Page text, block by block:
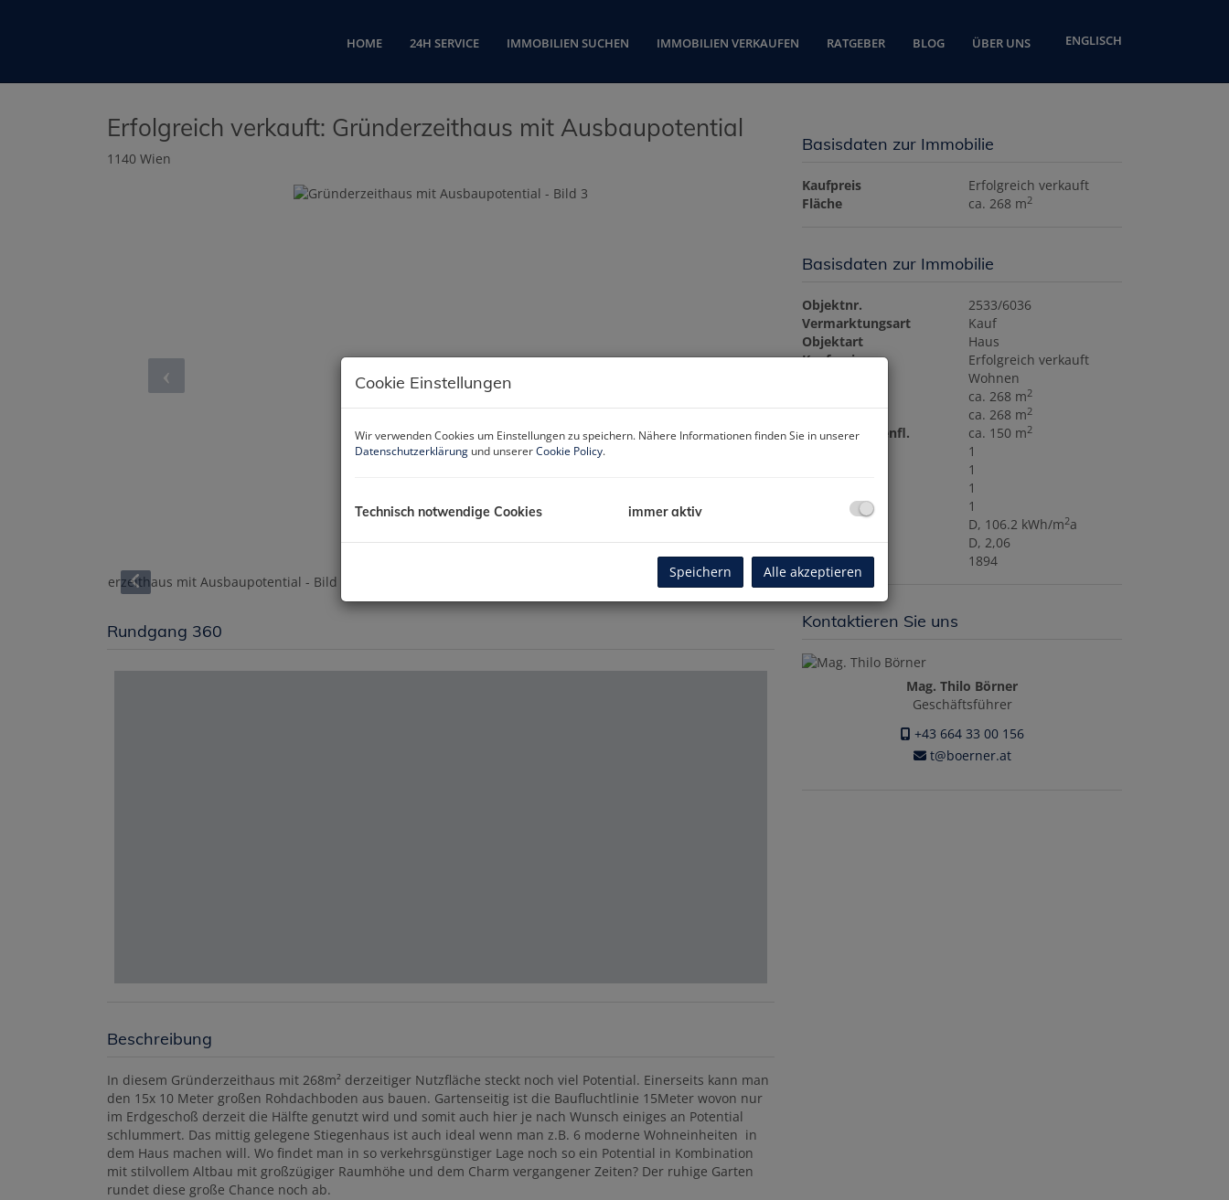
HOME 24H SERVICE IMMOBILIEN SUCHEN IMMOBILIEN VERKAUFEN RATGEBER BLOG ÜBER UNS ENGLISCH
Erfolgreich verkauft: Gründerzeithaus mit Ausbaupotential
1140 Wien
Rundgang 360
Beschreibung
In diesem Gründerzeithaus mit 268m² derzeitiger Nutzfläche steckt noch viel Potential. Einerseits kann man
den 15x 10 Meter großen Rohdachboden aus bauen. Gartenseitig ist die Baufluchtlinie 15Meter wovon nur
im Erdgeschoß derzeit die Hälfte genutzt wird und somit auch hier je nach Wunsch einiges an Potential
schlummert. Das mittig gelegene Stiegenhaus ist auch ideal wenn man z.B. 6 moderne Wohneinheiten in
dem Haus machen will. Wo findet man in so verkehrsgünstiger Lage noch so ein Potential in Kombination
mit stilvollem Altbau mit großzügiger Raumhöhe und dem Charm vergangener Zeiten? Der ruhige Garten
rundet diese große Chance noch ab.
Basisdaten zur Immobilie
Kaufpreis
Erfolgreich verkauft
Fläche
ca. 268 m2
Basisdaten zur Immobilie
Objektnr.
2533/6036
Vermarktungsart
Kauf
Objektart
Haus
Kaufpreis
Erfolgreich verkauft
Wohnen
ca. 268 m2
Wohnfläche ca. 268 m2
Rohdachbodenfl. ca. 150 m2
1
1
1
1
D, 106.2 kWh/m2a
fGEE
D, 2,06
Baujahr
1894
Kontaktieren Sie uns
Mag. Thilo Börner
Geschäftsführer
+43 664 33 00 156
t@boerner.at
Cookie Einstellungen
Wir verwenden Cookies um Einstellungen zu speichern. Nähere Informationen finden Sie in unserer
Datenschutzerklärung und unsererCookie Policy.
Technisch notwendige Cookies immer aktiv
Speichern Alle akzeptieren